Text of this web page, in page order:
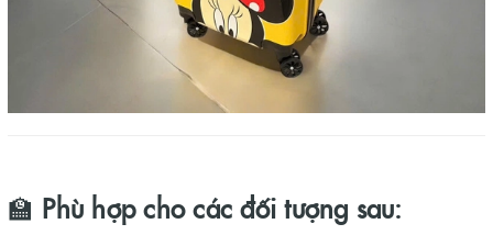
🏫 Phù hợp cho các đối tượng sau: